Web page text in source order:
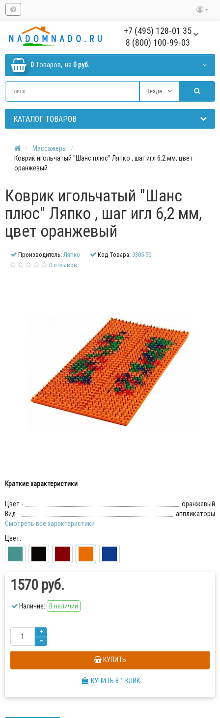
+7 (495) 128-01 35
8 (800) 100-99-03
0 Tоваров, на 0 руб.
Везде
КАТАЛОГ ТОВАРОВ
Массажеры
Коврик игольчатый "Шанс плюс" Ляпко , шаг игл 6,2 мм, цвет
оранжевый
Коврик игольчатый "Шанс
плюс" Ляпко , шаг игл 6,2 мм,
цвет оранжевый
Производитель:Ляпко Код Товара: 9305-50
0 отзывов
Краткие характеристики
Цвет -
оранжевый
Вид -
аппликаторы
Смотреть все характеристики
Цвет:
1570 руб.
Наличие: В наличии
КУПИТЬ
КУПИТЬ В 1 КЛИК